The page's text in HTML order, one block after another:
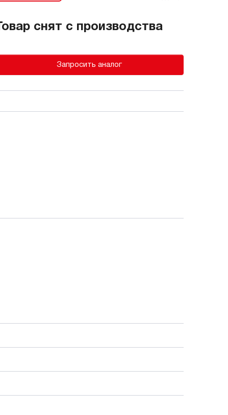
Товар снят с производства
Запросить аналог